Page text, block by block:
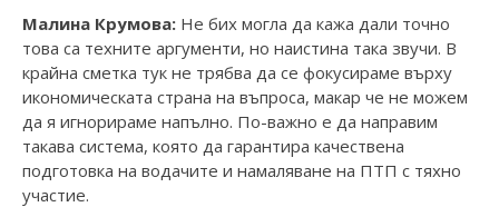
Малина Крумова: Не бих могла да кажа дали точно
това са техните аргументи, но наистина така звучи. В
крайна сметка тук не трябва да се фокусираме върху
икономическата страна на въпроса, макар че не можем
да я игнорираме напълно. По-важно е да направим
такава система, която да гарантира качествена
подготовка на водачите и намаляване на ПТП с тяхно
участие.